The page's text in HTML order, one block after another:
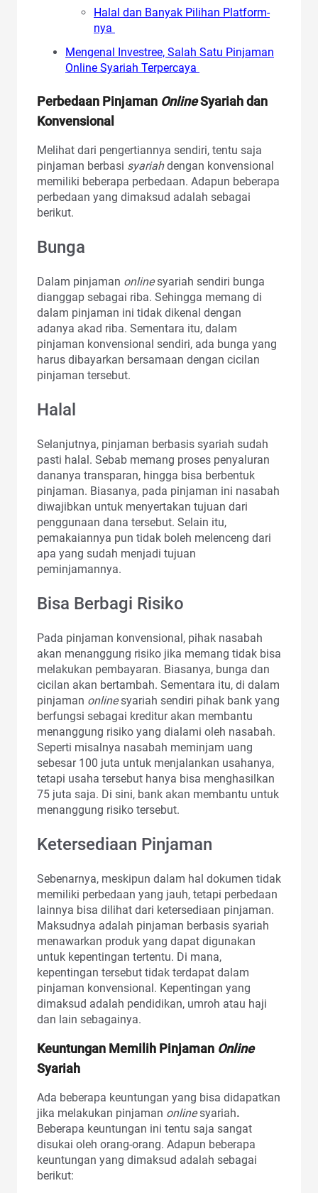
Halal dan Banyak Pilihan Platform-
nya
Mengenal Investree, Salah Satu Pinjaman
Online Syariah Terpercaya
Perbedaan Pinjaman OnlineSyariah dan
Konvensional
Melihat dari pengertiannya sendiri, tentu saja
pinjaman berbasi syariahdengan konvensional
memiliki beberapa perbedaan. Adapun beberapa
perbedaan yang dimaksud adalah sebagai
berikut.
Bunga
Dalam pinjaman onlinesyariah sendiri bunga
dianggap sebagai riba. Sehingga memang di
dalam pinjaman ini tidak dikenal dengan
adanya akad riba. Sementara itu, dalam
pinjaman konvensional sendiri, ada bunga yang
harus dibayarkan bersamaan dengan cicilan
pinjaman tersebut.
Halal
Selanjutnya, pinjaman berbasis syariah sudah
pasti halal. Sebab memang proses penyaluran
dananya transparan, hingga bisa berbentuk
pinjaman. Biasanya, pada pinjaman ini nasabah
diwajibkan untuk menyertakan tujuan dari
penggunaan dana tersebut. Selain itu,
pemakaiannya pun tidak boleh melenceng dari
apa yang sudah menjadi tujuan
peminjamannya.
Bisa Berbagi Risiko
Pada pinjaman konvensional, pihak nasabah
akan menanggung risiko jika memang tidak bisa
melakukan pembayaran. Biasanya, bunga dan
cicilan akan bertambah. Sementara itu, di dalam
pinjaman onlinesyariah sendiri pihak bank yang
berfungsi sebagai kreditur akan membantu
menanggung risiko yang dialami oleh nasabah.
Seperti misalnya nasabah meminjam uang
sebesar 100 juta untuk menjalankan usahanya,
tetapi usaha tersebut hanya bisa menghasilkan
75 juta saja. Di sini, bank akan membantu untuk
menanggung risiko tersebut.
Ketersediaan Pinjaman
Sebenarnya, meskipun dalam hal dokumen tidak
memiliki perbedaan yang jauh, tetapi perbedaan
lainnya bisa dilihat dari ketersediaan pinjaman.
Maksudnya adalah pinjaman berbasis syariah
menawarkan produk yang dapat digunakan
untuk kepentingan tertentu. Di mana,
kepentingan tersebut tidak terdapat dalam
pinjaman konvensional. Kepentingan yang
dimaksud adalah pendidikan, umroh atau haji
dan lain sebagainya.
Keuntungan Memilih Pinjaman Online
Syariah
Ada beberapa keuntungan yang bisa didapatkan
jika melakukan pinjaman onlinesyariah.
Beberapa keuntungan ini tentu saja sangat
disukai oleh orang-orang. Adapun beberapa
keuntungan yang dimaksud adalah sebagai
berikut: